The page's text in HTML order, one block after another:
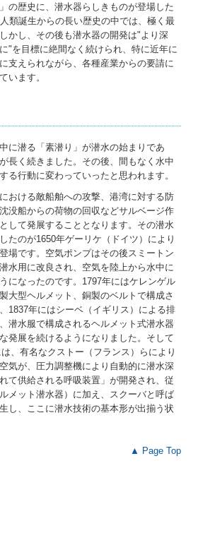
の歴史に、潜水器らしきものが登場した
類誕生からの長い歴史の中では、極く最
かし、その後も潜水器の開発は"より深
"を目標に絶間なく続けられ、特に近年に
支えられながら、各種産業からの要請に
います。
に潜る「素潜り」が潜水の始まりであ
長く続きました。その後、間もなく水中
る行動に変わっていったと思われます。
おける敵船舶への攻撃、港湾に対する防
没船からの荷物の回収などサルベージ作
して発展することとなります。その潜水
たのが1650年ゲーリケ（ドイツ）により
場です。空気ポンプはその後スミートン
水用に改良され、空気を陸上から水中に
になったのです。1797年にはケレンゲル
大型ヘルメット、銅製のベルトで構成さ
1837年にはシーベ（イギリス）による排
潜水服で構成されるヘルメット式潜水器
発展を続けるようになりました。そして
、有名なクストー（フランス）らにより
気が、圧力調整機により自動的に潜水深
て供給される呼吸装置」が開発され、従
メット潜水器）に加え、スクーバと呼ば
し、ここに潜水技術の基本形が出揃う状
▲ Page Top